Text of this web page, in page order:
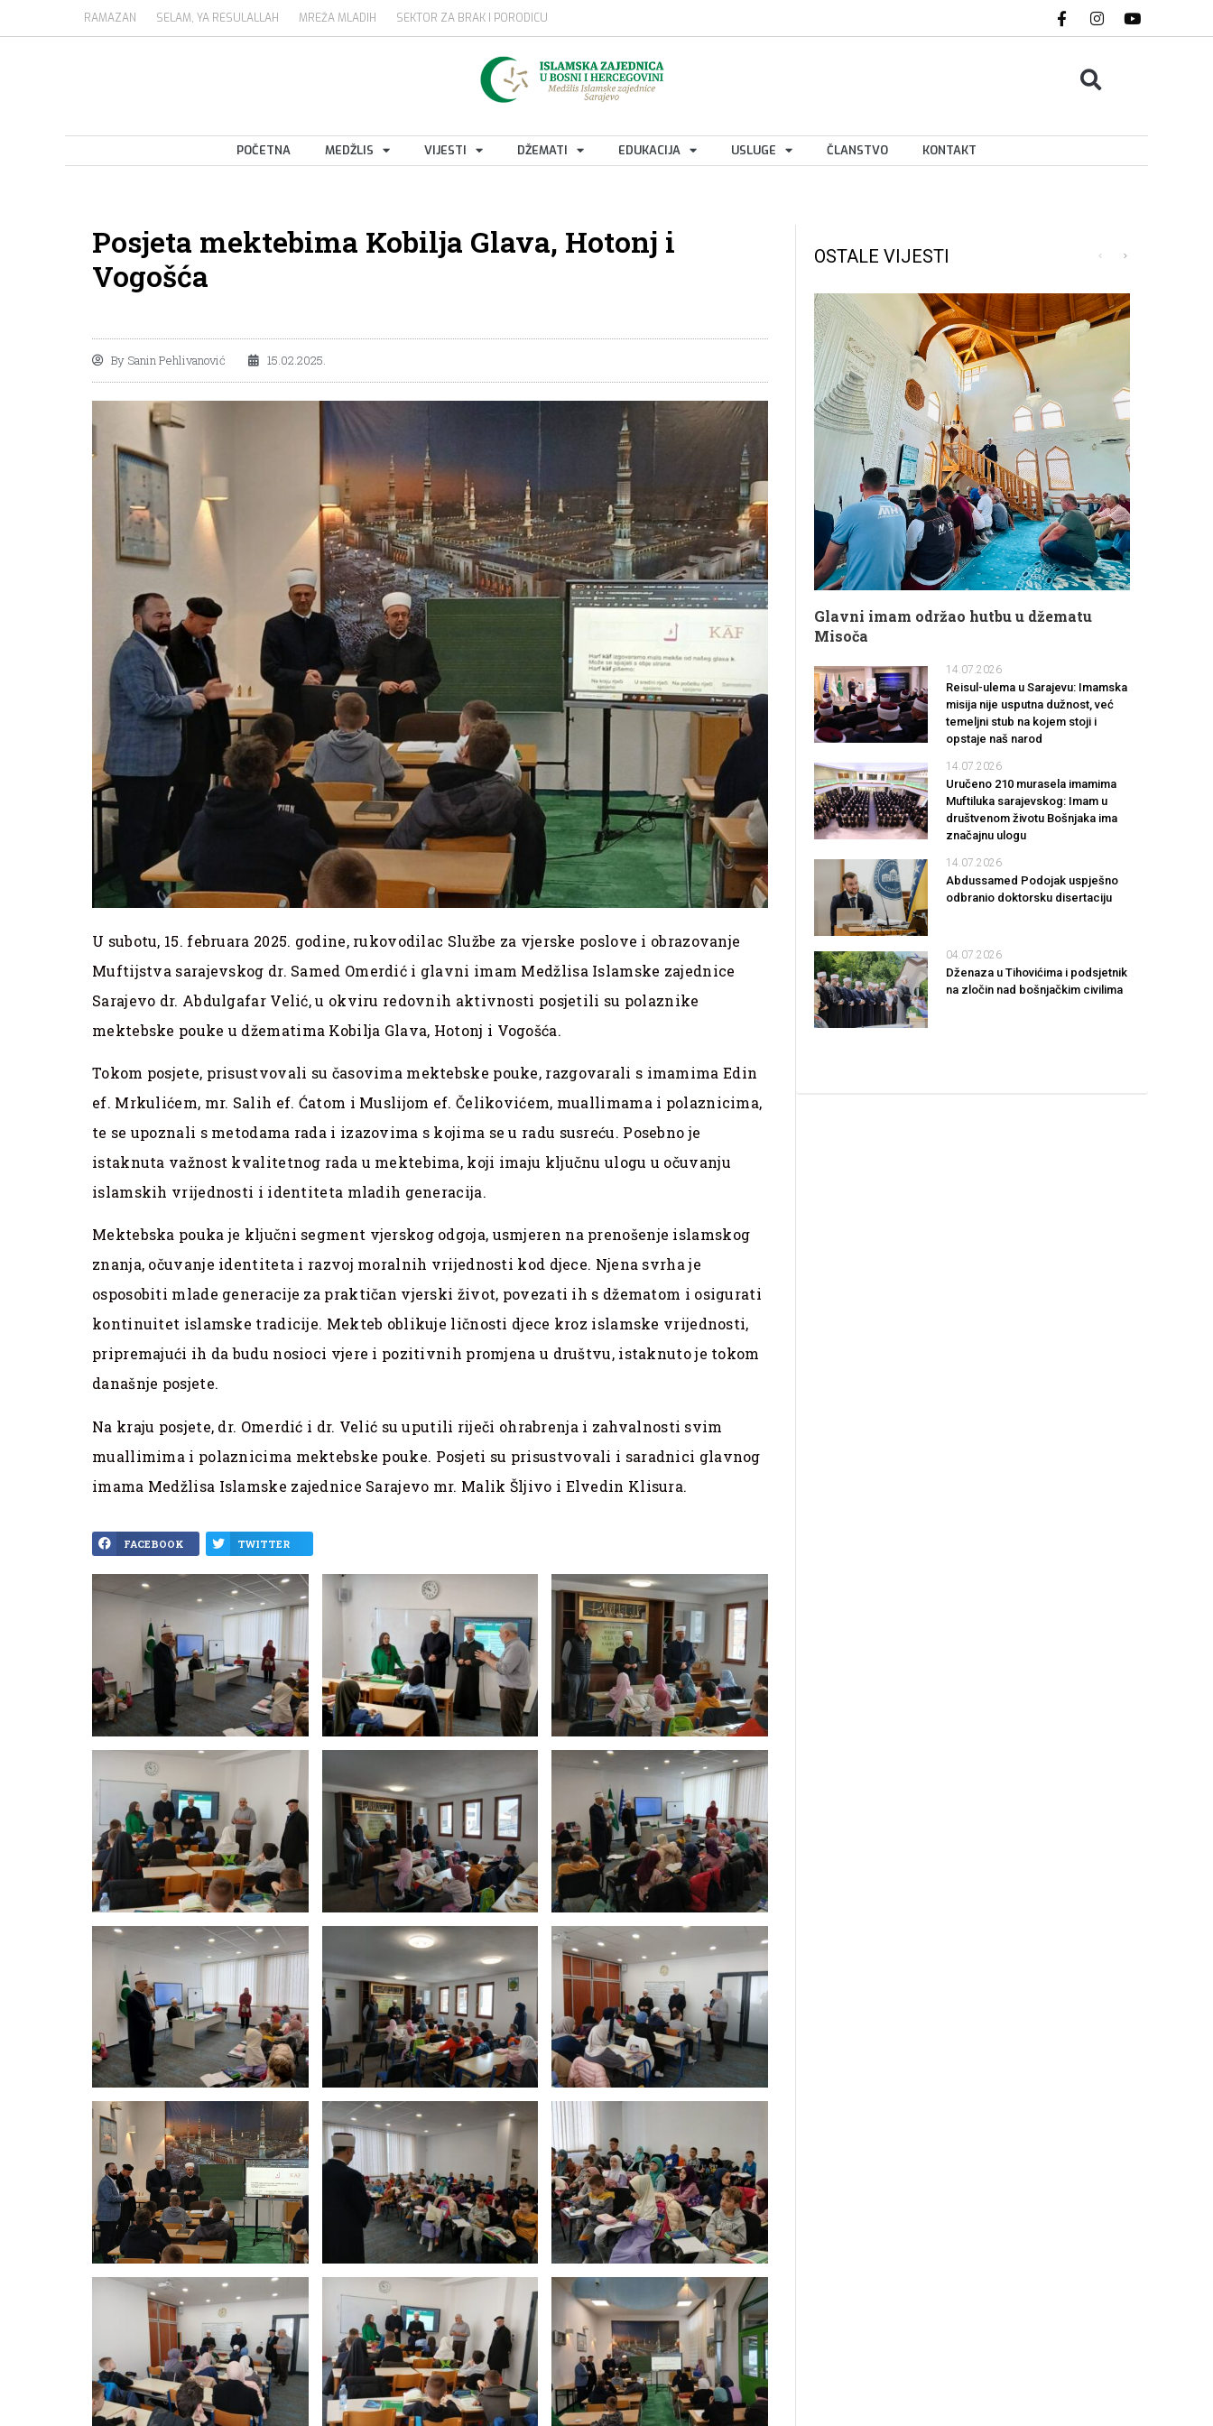
RAMAZAN SELAM, YA RESULALLAH MREŽA MLADIH SEKTOR ZA BRAK I PORODICU
POČETNA MEDŽLIS VIJESTI DŽEMATI EDUKACIJA USLUGE ČLANSTVO KONTAKT
Posjeta mektebima Kobilja Glava, Hotonj i
Vogošća
By Sanin Pehlivanović 15.02.2025.
U subotu, 15. februara 2025. godine, rukovodilac Službe za vjerske poslove i obrazovanje
Muftijstva sarajevskog dr. Samed Omerdić i glavni imam Medžlisa Islamske zajednice
Sarajevo dr. Abdulgafar Velić, u okviru redovnih aktivnosti posjetili su polaznike
mektebske pouke u džematima Kobilja Glava, Hotonj i Vogošća.
Tokom posjete, prisustvovali su časovima mektebske pouke, razgovarali s imamima Edin
ef. Mrkulićem, mr. Salih ef. Ćatom i Muslijom ef. Čelikovićem, muallimama i polaznicima,
te se upoznali s metodama rada i izazovima s kojima se u radu susreću. Posebno je
istaknuta važnost kvalitetnog rada u mektebima, koji imaju ključnu ulogu u očuvanju
islamskih vrijednosti i identiteta mladih generacija.
Mektebska pouka je ključni segment vjerskog odgoja, usmjeren na prenošenje islamskog
znanja, očuvanje identiteta i razvoj moralnih vrijednosti kod djece. Njena svrha je
osposobiti mlade generacije za praktičan vjerski život, povezati ih s džematom i osigurati
kontinuitet islamske tradicije. Mekteb oblikuje ličnosti djece kroz islamske vrijednosti,
pripremajući ih da budu nosioci vjere i pozitivnih promjena u društvu, istaknuto je tokom
današnje posjete.
Na kraju posjete, dr. Omerdić i dr. Velić su uputili riječi ohrabrenja i zahvalnosti svim
muallimima i polaznicima mektebske pouke. Posjeti su prisustvovali i saradnici glavnog
imama Medžlisa Islamske zajednice Sarajevo mr. Malik Šljivo i Elvedin Klisura.
FACEBOOK TWITTER
OSTALE VIJESTI
Glavni imam održao hutbu u džematu
Misoča
14.07.2026
Reisul-ulema u Sarajevu: Imamska
misija nije usputna dužnost, već
temeljni stub na kojem stoji i
opstaje naš narod
14.07.2026
Uručeno 210 murasela imamima
Muftiluka sarajevskog: Imam u
društvenom životu Bošnjaka ima
značajnu ulogu
14.07.2026
Abdussamed Podojak uspješno
odbranio doktorsku disertaciju
04.07.2026
Dženaza u Tihovićima i podsjetnik
na zločin nad bošnjačkim civilima